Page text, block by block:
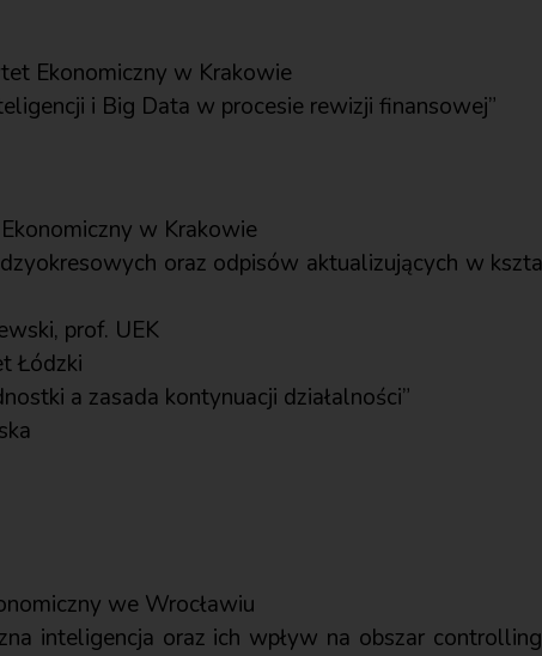
Ekonomiczny w Krakowie
i Big Data w procesie rewizji finansowej”
w Krakowie
oraz odpisów aktualizujących w
prof. UEK
Łódzki
a zasada kontynuacji działalności”
we Wrocławiu
inteligencja oraz ich wpływ na obszar